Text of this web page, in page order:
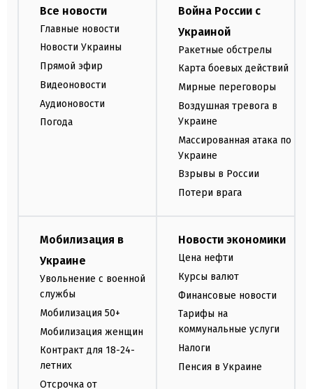
Все новости
Главные новости
Новости Украины
Прямой эфир
Видеоновости
Аудионовости
Погода
Война России с
Украиной
Ракетные обстрелы
Карта боевых действий
Мирные переговоры
Воздушная тревога в
Украине
Массированная атака по
Украине
Взрывы в России
Потери врага
Мобилизация в
Украине
Увольнение с военной
службы
Мобилизация 50+
Мобилизация женщин
Контракт для 18-24-
летних
Отсрочка от
Новости экономики
Цена нефти
Курсы валют
Финансовые новости
Тарифы на
коммунальные услуги
Налоги
Пенсия в Украине